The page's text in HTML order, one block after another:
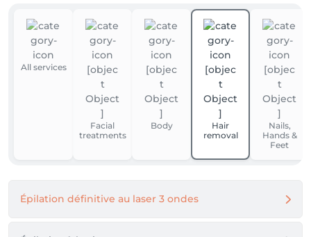
Ps: nous n’acceptons payement par carte , seulement
liquide ou payconiq.
À très bientôt,
Angela Rodrigues
All services
Facial
treatments
Body
Hair
removal
Nails,
Hands &
Feet
Épilation définitive au laser 3 ondes